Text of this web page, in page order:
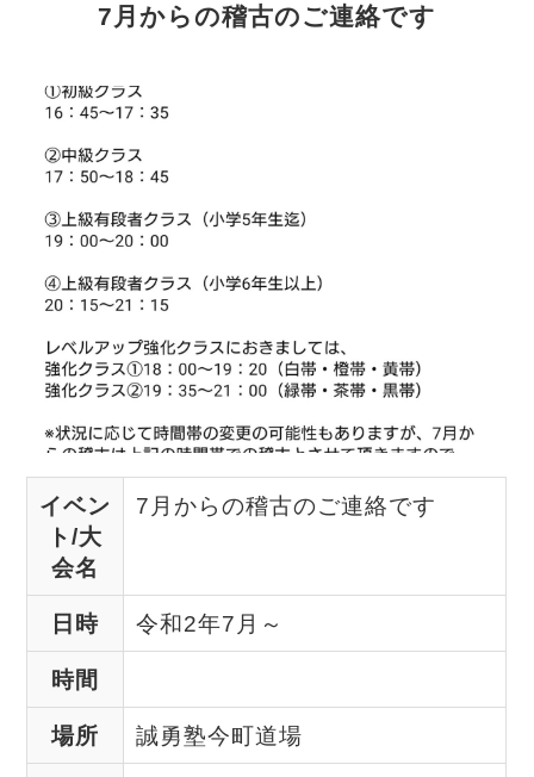
7月からの稽古のご連絡です
イベン
ト/大
会名
7月からの稽古のご連絡です
日時 令和2年7月～
時間
場所 誠勇塾今町道場